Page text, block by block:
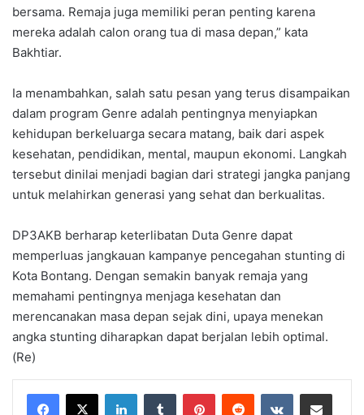
bersama. Remaja juga memiliki peran penting karena
mereka adalah calon orang tua di masa depan,” kata
Bakhtiar.
Ia menambahkan, salah satu pesan yang terus disampaikan
dalam program Genre adalah pentingnya menyiapkan
kehidupan berkeluarga secara matang, baik dari aspek
kesehatan, pendidikan, mental, maupun ekonomi. Langkah
tersebut dinilai menjadi bagian dari strategi jangka panjang
untuk melahirkan generasi yang sehat dan berkualitas.
DP3AKB berharap keterlibatan Duta Genre dapat
memperluas jangkauan kampanye pencegahan stunting di
Kota Bontang. Dengan semakin banyak remaja yang
memahami pentingnya menjaga kesehatan dan
merencanakan masa depan sejak dini, upaya menekan
angka stunting diharapkan dapat berjalan lebih optimal.
(Re)